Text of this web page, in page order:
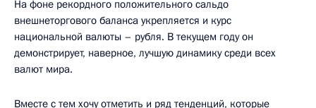
На фоне рекордного положительного сальдо
внешнеторгового баланса укрепляется и курс
национальной валюты – рубля. В текущем году он
демонстрирует, наверное, лучшую динамику среди всех
валют мира.
Вместе с тем хочу отметить и ряд тенденций, которые